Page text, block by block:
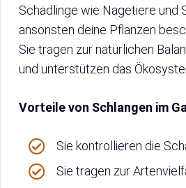
Schädlinge wie Nagetiere und
ansonsten deine Pflanzen
Sie tragen zur natürlichen
und unterstützen das
Vorteile von Schlangen im
Sie kontrollieren die
Sie tragen zur